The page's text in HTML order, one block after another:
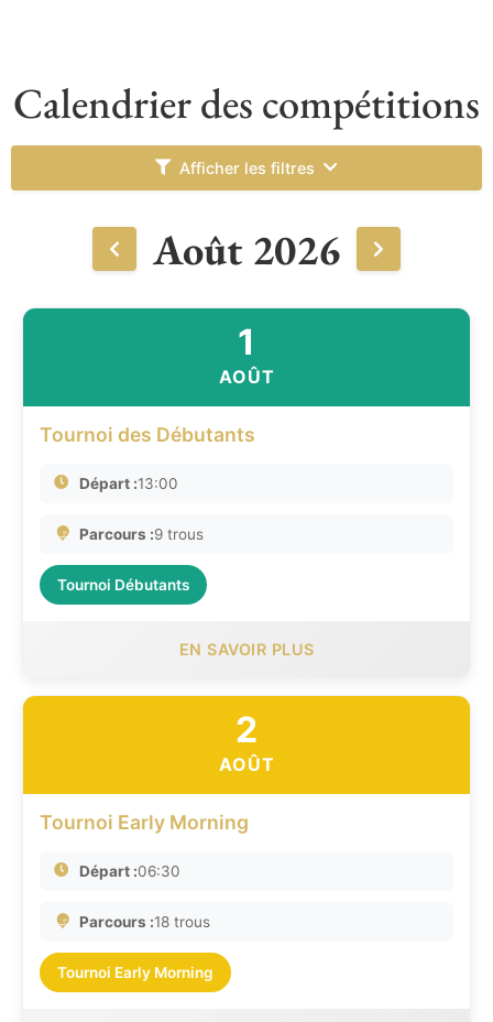
Calendrier des compétitions
Afficher les filtres
Août 2026
1
AOÛT
Tournoi des Débutants
Départ :13:00
Parcours :9 trous
Tournoi Débutants
EN SAVOIR PLUS
2
AOÛT
Tournoi Early Morning
Départ :06:30
Parcours :18 trous
Tournoi Early Morning